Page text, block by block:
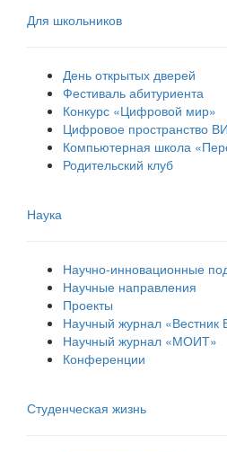
Для школьников
День открытых дверей
Фестиваль абитуриента
Конкурс «Цифровой мир»
Цифровое пространство
Компьютерная школа
Родительский клуб
Наука
Научно-инновационные
Научные направления
Проекты
Научный журнал «Вестник
Научный журнал «МОИТ»
Конференции
Студенческая жизнь